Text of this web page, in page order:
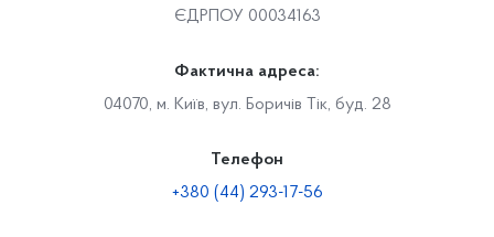
ЄДРПОУ 00034163
Фактична адреса:
04070, м. Київ, вул. Боричів Тік, буд. 28
Телефон
+380 (44) 293-17-56